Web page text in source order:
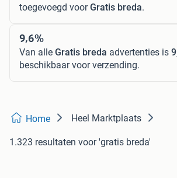
toegevoegd voorGratis breda.
9,6%
Van alle Gratis breda advertenties is
beschikbaar voor verzending.
Home Heel Marktplaats
1.323 resultaten voor 'gratis breda'